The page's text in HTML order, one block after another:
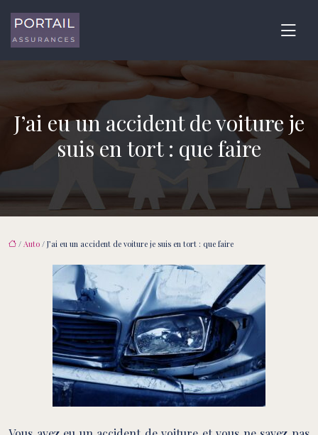
J’ai eu un accident de voiture je
suis en tort : que faire
/ Auto / J’ai eu un accident de voiture je suis en tort : que faire